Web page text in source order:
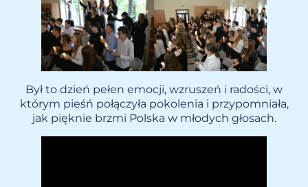
Był to dzień pełen emocji, wzruszeń i radości, w
którym pieśń połączyła pokolenia i przypomniała,
jak pięknie brzmi Polska w młodych głosach.